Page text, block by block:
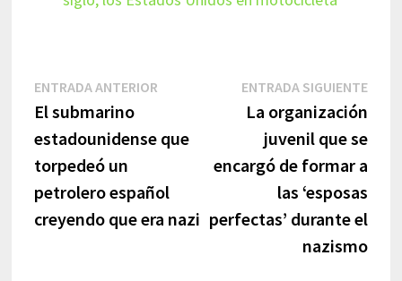
Navegación
de
entradas
ENTRADA ANTERIOREntrada
El submarino
estadounidense que
torpedeó un
petrolero español
creyendo que era nazi
ENTRADA SIGUIENTE
La organización
juvenil que se
encargó de formar a
las ‘esposas
perfectas’ durante el
nazismo